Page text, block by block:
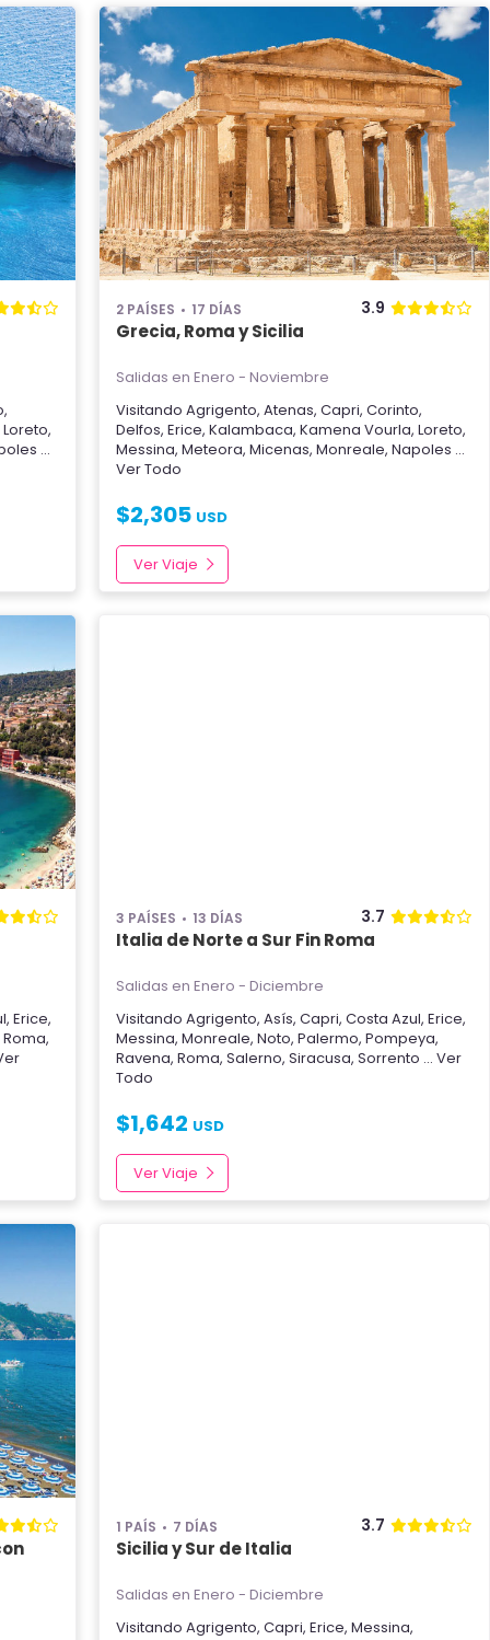
,
Loreto,
...
2 PAÍSES 17 DÍAS 3.9
Grecia, Roma y Sicilia
Salidas en Enero - Noviembre
Visitando Agrigento, Atenas, Capri, Corinto,
Delfos, Erice, Kalambaca, Kamena Vourla, Loreto,
Messina, Meteora, Micenas, Monreale, Napoles ...
Ver Todo
$2,305 USD
Ver Viaje
,Erice,
Roma,
3 PAÍSES 13 DÍAS 3.7
Italia de Norte a Sur Fin Roma
Salidas en Enero - Diciembre
Visitando Agrigento, Asís, Capri, Costa Azul, Erice,
Messina, Monreale, Noto, Palermo, Pompeya,
Ravena, Roma, Salerno, Siracusa, Sorrento ... Ver
Todo
$1,642 USD
Ver Viaje
1 PAÍS 7 DÍAS 3.7
Sicilia y Sur de Italia
Salidas en Enero - Diciembre
Visitando Agrigento, Capri, Erice, Messina,